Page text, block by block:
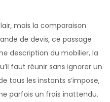
mais la comparaison
de devis, ce passage
description du mobilier, la
faut réunir sans ignorer un
tous les instants s’impose,
parfois un frais inattendu.